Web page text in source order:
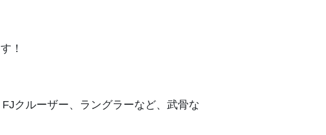
！
クルーザー、ラングラーなど、武骨な